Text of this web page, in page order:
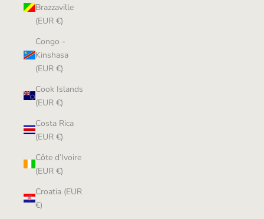
Brazzaville
(EUR €)
Congo -
Kinshasa
(EUR €)
Cook Islands
(EUR €)
Costa Rica
(EUR €)
Côte d’Ivoire
(EUR €)
Croatia (EUR
€)